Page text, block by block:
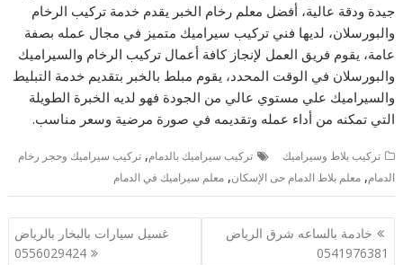
جيدة ودقة عالية، أفضل معلم رخام الخبر يقدم خدمة تركيب الرخام
والبورسلان، لديها فني تركيب سيراميك متميز في مجال عمله بصفة
عامة، يقوم فريق العمل لإنجاز كافة أعمال تركيب الرخام والسيراميك
والبورسلان في الوقت المحدد، يقوم مبلط بالخبر بتقديم خدمة التبليط
والسيراميك علي مستوي عالي من الجودة فهو لديه الخبرة الطويلة
التي تمكنه من أداء عمله وتقديمه في صورة مرضية وسعر مناسب.
تركيب بلاط وسيراميك تركيب سيراميك بالدمام,تركيب سيراميك وحجر رخام
الدمام,معلم بلاط الدمام حى الإسكان,معلم سيراميك في الدمام
تصفّح
المقالات
خادمة بالساعه شرق الرياض
0541976381
غسيل سيارات بالبخار بالرياض
0556029424